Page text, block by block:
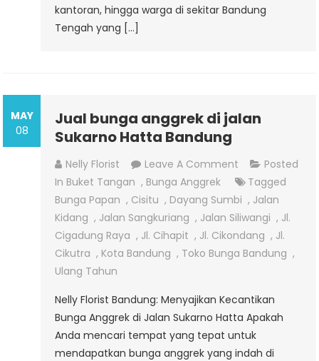
kantoran, hingga warga di sekitar Bandung
Tengah yang […]
MAY
08
Jual bunga anggrek di jalan
Sukarno Hatta Bandung
Nelly Florist Leave A Comment On
Jual
Bunga
Anggrek
Di
Jalan
Bandung
Posted
In Buket Tangan , Bunga Anggrek
Tagged
Bunga Papan , Cisitu , Dayang Sumbi , Jalan
Kidang , Jalan Sangkuriang , Jalan Siliwangi , Jl.
Cigadung Raya , Jl. Cihapit , Jl. Cikondang , Jl.
Cikutra , Kota Bandung , Toko Bunga Bandung ,
Ulang Tahun
Nelly Florist Bandung: Menyajikan Kecantikan
Bunga Anggrek di Jalan Sukarno Hatta Apakah
Anda mencari tempat yang tepat untuk
mendapatkan bunga anggrek yang indah di